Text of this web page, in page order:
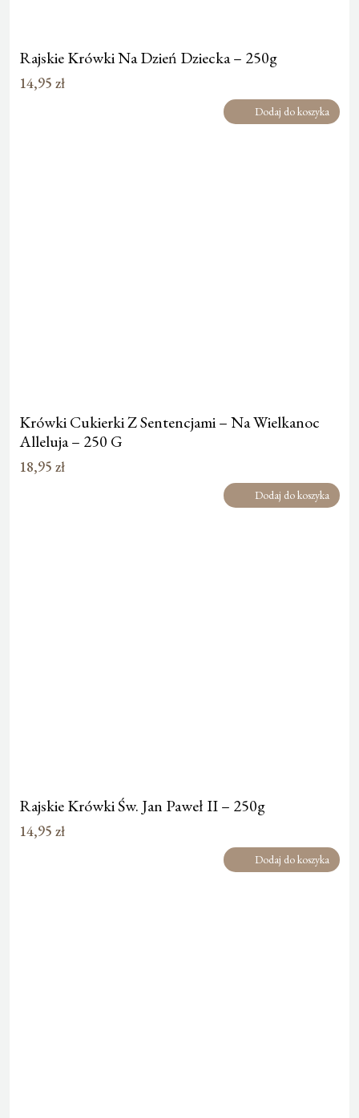
Rajskie Krówki Na Dzień Dziecka – 250g
14,95 zł
Dodaj do koszyka
Krówki Cukierki Z Sentencjami – Na Wielkanoc
Alleluja – 250 G
18,95 zł
Dodaj do koszyka
Rajskie Krówki Św. Jan Paweł II – 250g
14,95 zł
Dodaj do koszyka